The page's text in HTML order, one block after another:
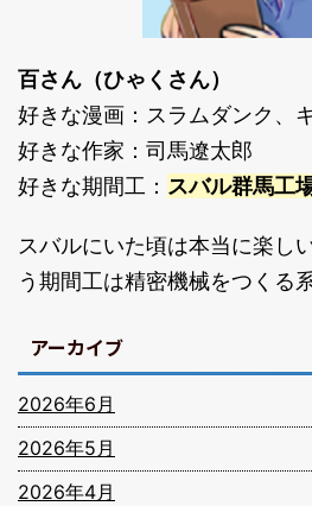
百さん（ひゃくさん）
好きな漫画：スラムダンク、
好きな作家：司馬遼太郎
好きな期間工： スバル群馬工
スバルにいた頃は本当に楽し
う期間工は精密機械をつくる
アーカイブ
2026年6月
2026年5月
2026年4月